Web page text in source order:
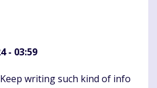
- 03:59
writing such kind of info